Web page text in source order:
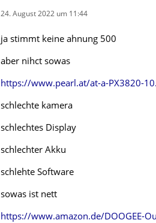
24. August 2022 um 11:44
ja stimmt keine ahnung 500
aber nihct sowas
https://www.pearl.at/at-a-PX3820-
schlechte kamera
schlechtes Display
schlechter Akku
schlehte Software
sowas ist nett
https://www.amazon.de/DOOGEE-